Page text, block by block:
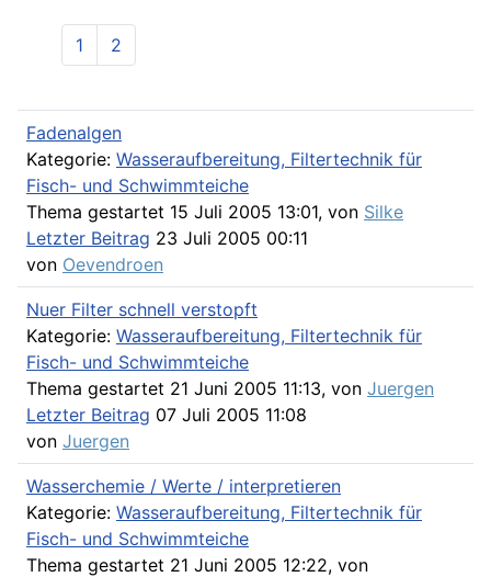
1 2
Fadenalgen
Kategorie: Wasseraufbereitung, Filtertechnik für
Fisch- und Schwimmteiche
Thema gestartet 15 Juli 2005 13:01, von Silke
Letzter Beitrag 23 Juli 2005 00:11
von Oevendroen
Nuer Filter schnell verstopft
Kategorie: Wasseraufbereitung, Filtertechnik für
Fisch- und Schwimmteiche
Thema gestartet 21 Juni 2005 11:13, von Juergen
Letzter Beitrag 07 Juli 2005 11:08
von Juergen
Wasserchemie / Werte / interpretieren
Kategorie: Wasseraufbereitung, Filtertechnik für
Fisch- und Schwimmteiche
Thema gestartet 21 Juni 2005 12:22, von